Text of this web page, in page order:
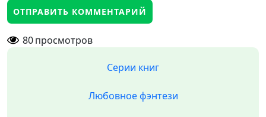
80просмотров
Серии книг
Любовное фэнтези